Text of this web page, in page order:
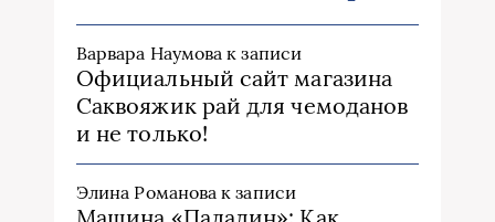
Варвара Наумова к записи
Официальный сайт магазина
Саквояжик рай для чемоданов
и не только!
Элина Романова к записи